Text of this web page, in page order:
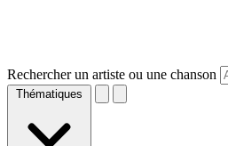
Rechercher un artiste ou une chanson
Thématiques